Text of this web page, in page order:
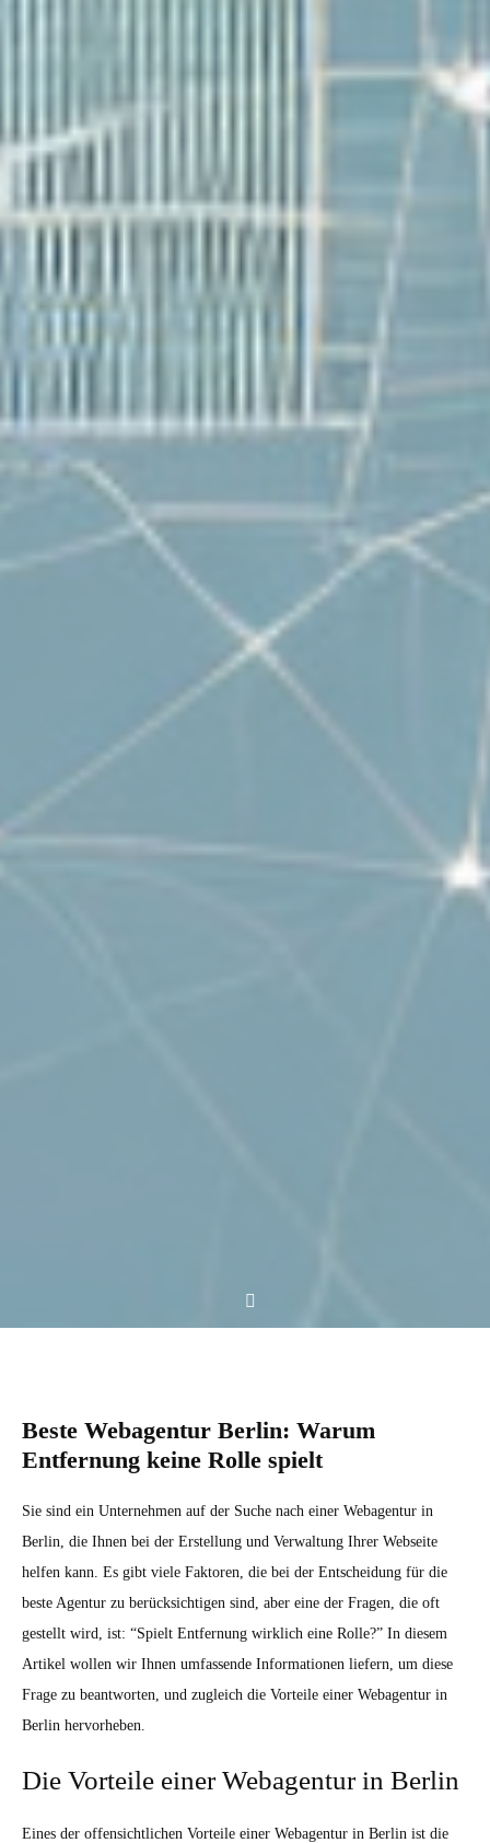
Beste Webagentur Berlin: Warum
Entfernung keine Rolle spielt
Sie sind ein Unternehmen auf der Suche nach einer Webagentur in
Berlin, die Ihnen bei der Erstellung und Verwaltung Ihrer Webseite
helfen kann. Es gibt viele Faktoren, die bei der Entscheidung für die
beste Agentur zu berücksichtigen sind, aber eine der Fragen, die oft
gestellt wird, ist: “Spielt Entfernung wirklich eine Rolle?” In diesem
Artikel wollen wir Ihnen umfassende Informationen liefern, um diese
Frage zu beantworten, und zugleich die Vorteile einer Webagentur in
Berlin hervorheben.
Die Vorteile einer Webagentur in Berlin
Eines der offensichtlichen Vorteile einer Webagentur in Berlin ist die